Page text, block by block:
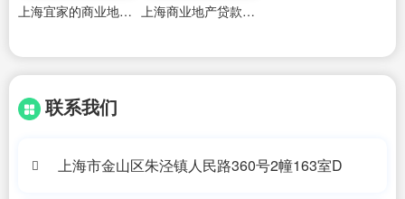
上海宜家的商业地产是外企吗 上海商业地产贷款条件
联系我们
上海市金山区朱泾镇人民路360号2幢163室D